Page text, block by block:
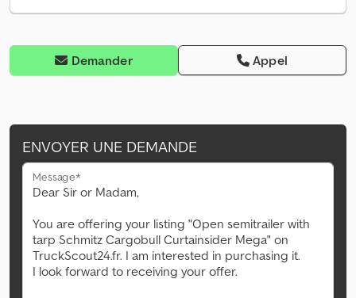
Demander Appel
ENVOYER UNE DEMANDE
Message*